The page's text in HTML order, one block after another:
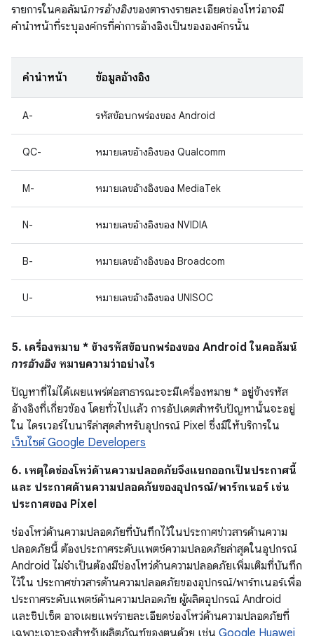
รายการในคอลัมน์การอ้างอิงของตารางรายละเอียดช่องโหว่อาจมี
คำนำหน้าที่ระบุองค์กรที่ค่าการอ้างอิงเป็นขององค์กรนั้น
คำนำหน้า ข้อมูลอ้างอิง
A- รหัสข้อบกพร่องของ Android
QC- หมายเลขอ้างอิงของ Qualcomm
M- หมายเลขอ้างอิงของ MediaTek
N- หมายเลขอ้างอิงของ NVIDIA
B- หมายเลขอ้างอิงของ Broadcom
U- หมายเลขอ้างอิงของ UNISOC
5. เครื่องหมาย * ข้างรหัสข้อบกพร่องของ Android ในคอลัมน์
การอ้างอิง หมายความว่าอย่างไร
ปัญหาที่ไม่ได้เผยแพร่ต่อสาธารณะจะมีเครื่องหมาย * อยู่ข้างรหัส
อ้างอิงที่เกี่ยวข้อง โดยทั่วไปแล้ว การอัปเดตสำหรับปัญหานั้นจะอยู่
ใน ไดรเวอร์ไบนารีล่าสุดสำหรับอุปกรณ์ Pixel ซึ่งมีให้บริการใน
เว็บไซต์ Google Developers
6. เหตุใดช่องโหว่ด้านความปลอดภัยจึงแยกออกเป็นประกาศนี้
และ ประกาศด้านความปลอดภัยของอุปกรณ์/พาร์ทเนอร์ เช่น
ประกาศของ Pixel
ช่องโหว่ด้านความปลอดภัยที่บันทึกไว้ในประกาศข่าวสารด้านความ
ปลอดภัยนี้ ต้องประกาศระดับแพตช์ความปลอดภัยล่าสุดในอุปกรณ์
Android ไม่จำเป็นต้องมีช่องโหว่ด้านความปลอดภัยเพิ่มเติมที่บันทึก
ไว้ใน ประกาศข่าวสารด้านความปลอดภัยของอุปกรณ์/พาร์ทเนอร์เพื่อ
ประกาศระดับแพตช์ด้านความปลอดภัย ผู้ผลิตอุปกรณ์ Android
และชิปเซ็ต อาจเผยแพร่รายละเอียดช่องโหว่ด้านความปลอดภัยที่
เฉพาะเจาะจงสำหรับผลิตภัณฑ์ของตนด้วย เช่น Google Huawei